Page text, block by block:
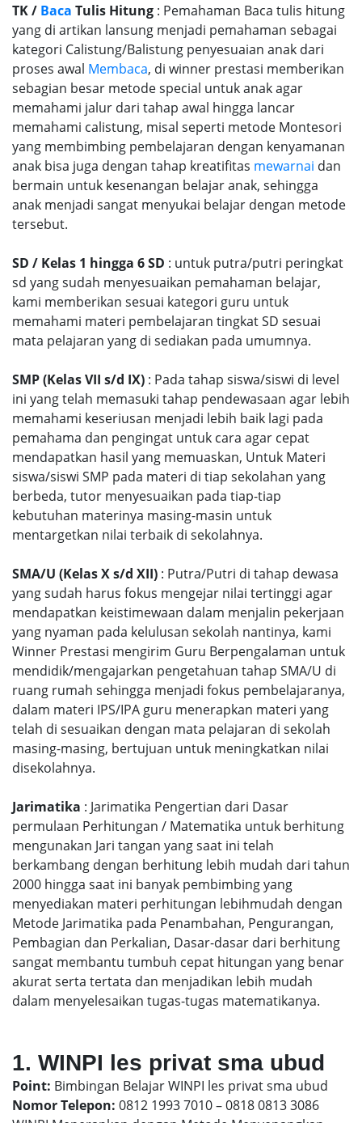
TK / Baca Tulis Hitung : Pemahaman Baca tulis hitung
yang di artikan lansung menjadi pemahaman sebagai
kategori Calistung/Balistung penyesuaian anak dari
proses awal Membaca, di winner prestasi memberikan
sebagian besar metode special untuk anak agar
memahami jalur dari tahap awal hingga lancar
memahami calistung, misal seperti metode Montesori
yang membimbing pembelajaran dengan kenyamanan
anak bisa juga dengan tahap kreatifitas mewarnai dan
bermain untuk kesenangan belajar anak, sehingga
anak menjadi sangat menyukai belajar dengan metode
tersebut.
SD / Kelas 1 hingga 6 SD : untuk putra/putri peringkat
sd yang sudah menyesuaikan pemahaman belajar,
kami memberikan sesuai kategori guru untuk
memahami materi pembelajaran tingkat SD sesuai
mata pelajaran yang di sediakan pada umumnya.
SMP (Kelas VII s/d IX) : Pada tahap siswa/siswi di level
ini yang telah memasuki tahap pendewasaan agar lebih
memahami keseriusan menjadi lebih baik lagi pada
pemahama dan pengingat untuk cara agar cepat
mendapatkan hasil yang memuaskan, Untuk Materi
siswa/siswi SMP pada materi di tiap sekolahan yang
berbeda, tutor menyesuaikan pada tiap-tiap
kebutuhan materinya masing-masin untuk
mentargetkan nilai terbaik di sekolahnya.
SMA/U (Kelas X s/d XII) : Putra/Putri di tahap dewasa
yang sudah harus fokus mengejar nilai tertinggi agar
mendapatkan keistimewaan dalam menjalin pekerjaan
yang nyaman pada kelulusan sekolah nantinya, kami
Winner Prestasi mengirim Guru Berpengalaman untuk
mendidik/mengajarkan pengetahuan tahap SMA/U di
ruang rumah sehingga menjadi fokus pembelajaranya,
dalam materi IPS/IPA guru menerapkan materi yang
telah di sesuaikan dengan mata pelajaran di sekolah
masing-masing, bertujuan untuk meningkatkan nilai
disekolahnya.
Jarimatika : Jarimatika Pengertian dari Dasar
permulaan Perhitungan / Matematika untuk berhitung
mengunakan Jari tangan yang saat ini telah
berkambang dengan berhitung lebih mudah dari tahun
2000 hingga saat ini banyak pembimbing yang
menyediakan materi perhitungan lebihmudah dengan
Metode Jarimatika pada Penambahan, Pengurangan,
Pembagian dan Perkalian, Dasar-dasar dari berhitung
sangat membantu tumbuh cepat hitungan yang benar
akurat serta tertata dan menjadikan lebih mudah
dalam menyelesaikan tugas-tugas matematikanya.
1. WINPI les privat sma ubud
Point: Bimbingan Belajar WINPI les privat sma ubud
Nomor Telepon: 0812 1993 7010 – 0818 0813 3086